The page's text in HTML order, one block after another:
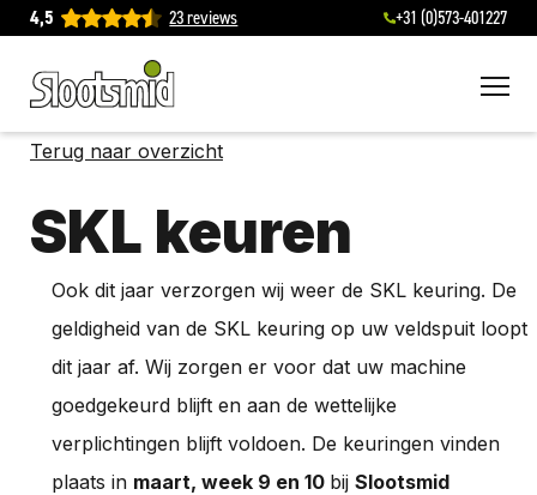
4,5 23 reviews +31 (0)573-401227
Terug naar overzicht
SKL keuren
Ook dit jaar verzorgen wij weer de SKL keuring. De
geldigheid van de SKL keuring op uw veldspuit loopt
dit jaar af. Wij zorgen er voor dat uw machine
goedgekeurd blijft en aan de wettelijke
verplichtingen blijft voldoen. De keuringen vinden
plaats in maart, week 9 en 10 bij Slootsmid